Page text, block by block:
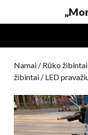
Namai / Rūko žibintai
žibintai / LED